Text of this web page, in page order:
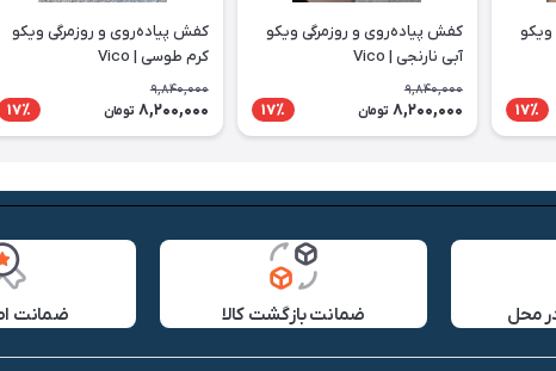
ویکو
17٪
کفش پیاده‌روی و روزمرگی ویکو
آبی نارنجی | Vico
9,840,000
8,200,000 تومان 17٪
کفش پیاده‌روی و روزمرگی ویکو
کرم طوسی | Vico
9,840,000
8,200,000 تومان 17٪
محل ضمانت بازگشت کالا ضمانت